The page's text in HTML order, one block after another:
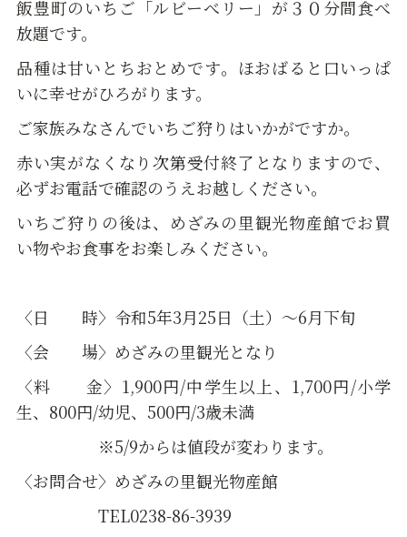
飯豊町のいちご「ルビーべリー」が３０分間食べ
放題です。
品種は甘いとちおとめです。ほおばると口いっぱ
いに幸せがひろがります。
ご家族みなさんでいちご狩りはいかがですか。
赤い実がなくなり次第受付終了となりますので、
必ずお電話で確認のうえお越しください。
いちご狩りの後は、めざみの里観光物産館でお買
い物やお食事をお楽しみください。
〈日 時〉令和5年3月25日（土）～6月下旬
〈会 場〉めざみの里観光となり
〈料 金〉1,900円/中学生以上、1,700円/小学
生、800円/幼児、500円/3歳未満
※5/9からは値段が変わります。
〈お問合せ〉めざみの里観光物産館
TEL0238-86-3939